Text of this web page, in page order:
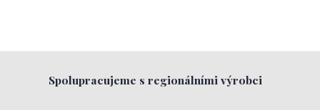
Spolupracujeme s regionálními výrobci